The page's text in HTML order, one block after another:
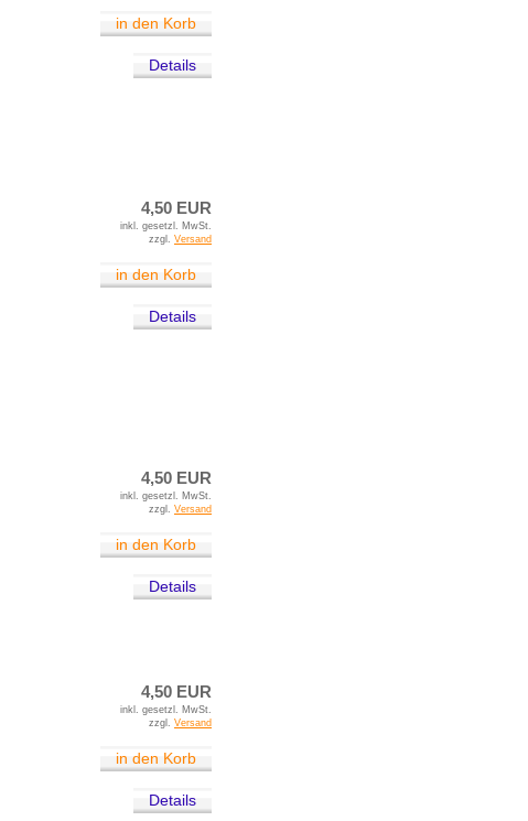
in den Korb
Details
4,50 EUR
inkl. gesetzl. MwSt.
zzgl. Versand
in den Korb
Details
4,50 EUR
inkl. gesetzl. MwSt.
zzgl. Versand
in den Korb
Details
4,50 EUR
inkl. gesetzl. MwSt.
zzgl. Versand
in den Korb
Details